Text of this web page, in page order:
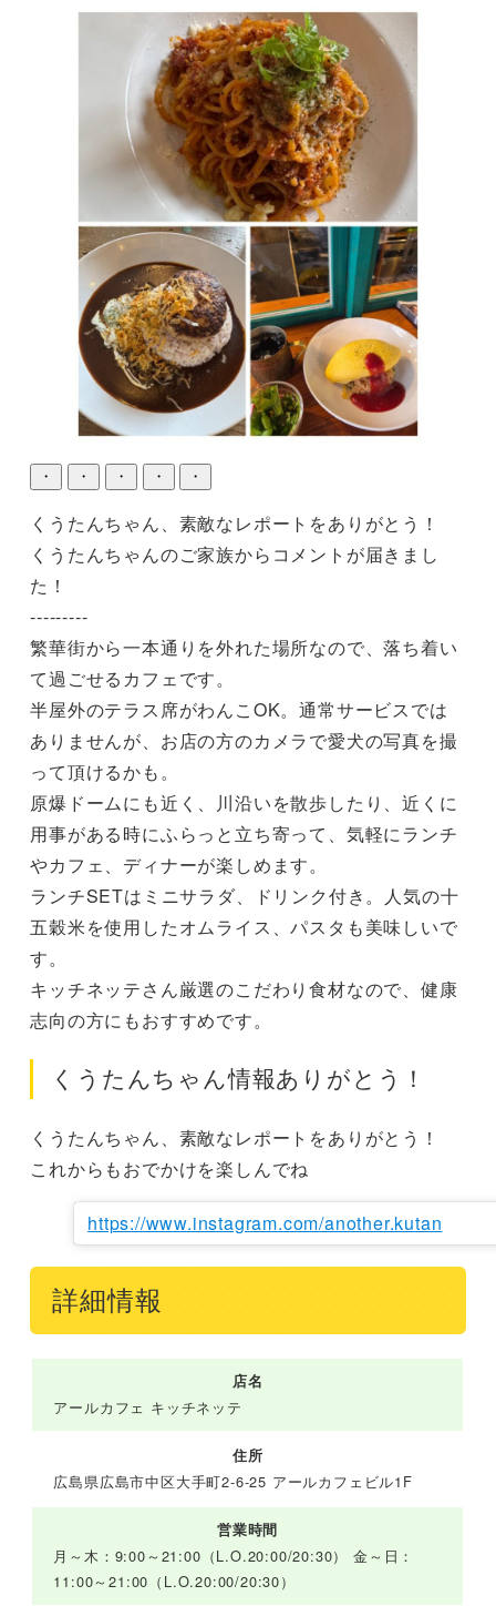
・ ・ ・ ・ ・
くうたんちゃん、素敵なレポートをありがとう！
くうたんちゃんのご家族からコメントが届きまし
た！
---------
繁華街から一本通りを外れた場所なので、落ち着い
て過ごせるカフェです。
半屋外のテラス席がわんこOK。通常サービスでは
ありませんが、お店の方のカメラで愛犬の写真を撮
って頂けるかも。
原爆ドームにも近く、川沿いを散歩したり、近くに
用事がある時にふらっと立ち寄って、気軽にランチ
やカフェ、ディナーが楽しめます。
ランチSETはミニサラダ、ドリンク付き。人気の十
五穀米を使用したオムライス、パスタも美味しいで
す。
キッチネッテさん厳選のこだわり食材なので、健康
志向の方にもおすすめです。
くうたんちゃん情報ありがとう！
くうたんちゃん、素敵なレポートをありがとう！
これからもおでかけを楽しんでね
https://www.instagram.com/another.kutan
詳細情報
店名
アールカフェ キッチネッテ
住所
広島県広島市中区大手町2-6-25 アールカフェビル1F
営業時間
月～木：9:00～21:00（L.O.20:00/20:30） 金～日：
11:00～21:00（L.O.20:00/20:30）